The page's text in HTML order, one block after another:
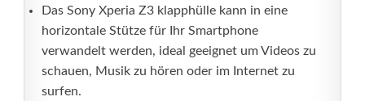
Das Sony Xperia Z3 klapphülle kann in eine
horizontale Stütze für Ihr Smartphone
verwandelt werden, ideal geeignet um Videos zu
schauen, Musik zu hören oder im Internet zu
surfen.